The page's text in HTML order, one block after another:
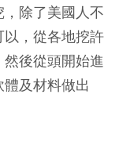
除了美國人不
，從各地挖許
後從頭開始進
及材料做出